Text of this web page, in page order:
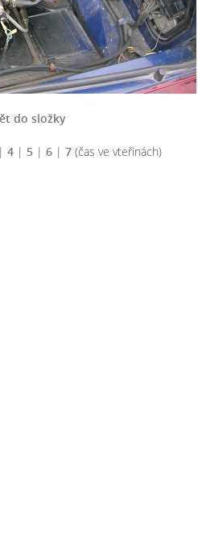
do složky
4| 5| 6| 7(čas ve vteřinách)